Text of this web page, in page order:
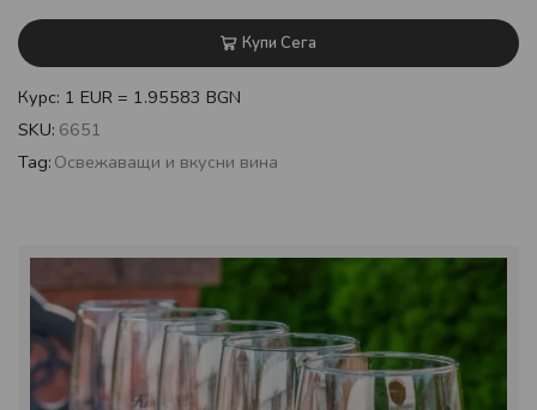
Купи Сега
Курс: 1 EUR = 1.95583 BGN
SKU: 6651
Tag: Освежаващи и вкусни вина